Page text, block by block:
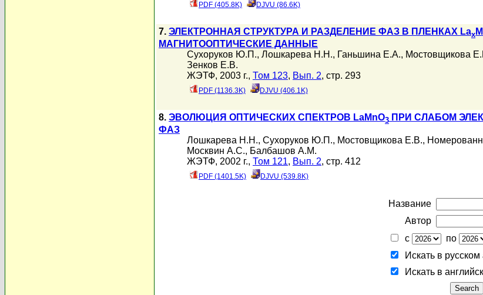
PDF (405.8K) DJVU (86.6K)
7. ЭЛЕКТРОННАЯ СТРУКТУРА И РАЗДЕЛЕНИЕ ФАЗ В ПЛЕНКАХ Lax
МАГНИТООПТИЧЕСКИЕ ДАННЫЕ
Сухоруков Ю.П., Лошкарева Н.Н., Ганьшина Е.А., Мостовщикова
Зенков Е.В.
ЖЭТФ, 2003 г., Том 123, Вып. 2, стр. 293
PDF (1136.3K) DJVU (406.1K)
8. ЭВОЛЮЦИЯ ОПТИЧЕСКИХ СПЕКТРОВ LaMnO3 ПРИ СЛАБОМ
ФАЗ
Лошкарева Н.Н., Сухоруков Ю.П., Мостовщикова Е.В.,
Москвин А.С., Балбашов А.М.
ЖЭТФ, 2002 г., Том 121, Вып. 2, стр. 412
PDF (1401.5K) DJVU (539.8K)
Название
Автор
с
по
Искать в
Искать в